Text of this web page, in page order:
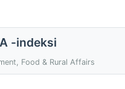
-indeksi
Food & Rural Affairs